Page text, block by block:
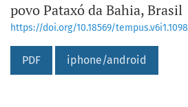
povo Pataxó da Bahia, Brasil
https://doi.org/10.18569/tempus.v6i1.1098
PDF iphone/android